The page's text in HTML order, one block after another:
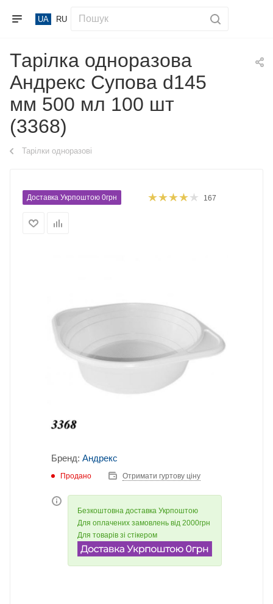
UA RU
Тарілка одноразова
Андрекс Супова d145
мм 500 мл 100 шт
(3368)
Тарілки одноразові
Доставка Укрпоштою 0грн 167
Бренд: Андрекс
Продано Отримати гуртову ціну
Безкоштовна доставка Укрпоштою
Для оплачених замовлень від 2000грн
Для товарів зі стікером